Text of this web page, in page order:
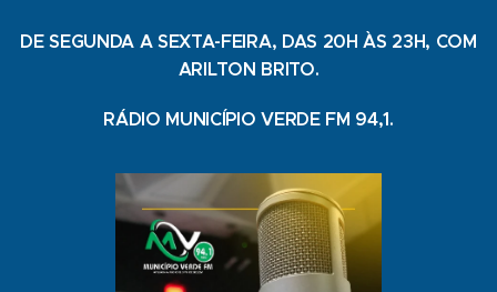
DE SEGUNDA A SEXTA-FEIRA, DAS 20H ÀS 23H, COM
ARILTON BRITO.
RÁDIO MUNICÍPIO VERDE FM 94,1.